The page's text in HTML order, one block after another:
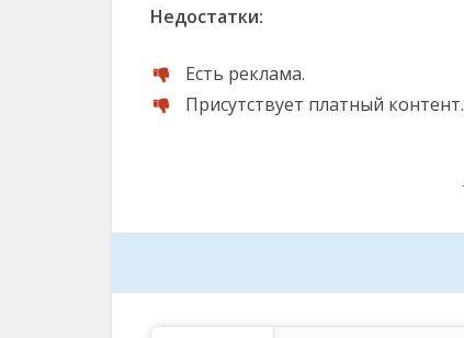
Недостатки:
Есть реклама.
Присутствует платный контент.